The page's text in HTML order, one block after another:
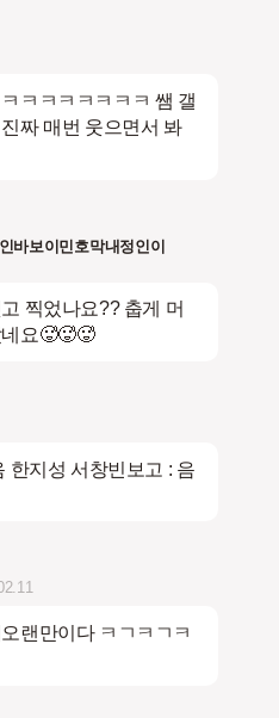
ㅋㅋㅋㅋㅋㅋㅋ 쌤 갤
짜 매번 웃으면서 봐
바보이민호막내정인이
찍었나요?? 춥게 머
요🥵🥵🥵
한지성 서창빈보고 : 음
랜만이다 ㅋㄱㅋㄱㅋ